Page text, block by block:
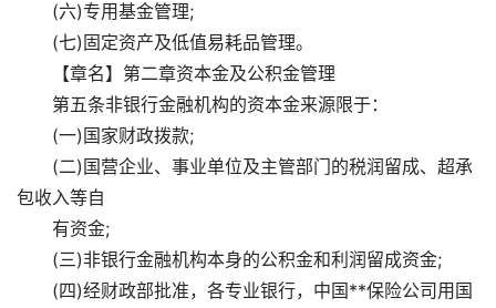
(六)专用基金管理;
(七)固定资产及低值易耗品管理。
【章名】第二章资本金及公积金管理
第五条非银行金融机构的资本金来源限于：
(一)国家财政拨款;
(二)国营企业、事业单位及主管部门的税润留成、超承
包收入等自
有资金;
(三)非银行金融机构本身的公积金和利润留成资金;
(四)经财政部批准，各专业银行，中国**保险公司用国